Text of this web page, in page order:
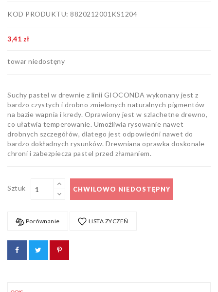
biurowe
KOD PRODUKTU: 8820212001KS1204
3,41 zł
towar niedostęny
Suchy pastel w drewnie z linii GIOCONDA wykonany jest z
bardzo czystych i drobno zmielonych naturalnych pigmentów
na bazie wapnia i kredy. Oprawiony jest w szlachetne drewno,
co ułatwia temperowanie. Umożliwia rysowanie nawet
drobnych szczegółów, dlatego jest odpowiedni nawet do
bardzo dokładnych rysunków. Drewniana oprawka doskonale
chroni i zabezpiecza pastel przed złamaniem.
Sztuk CHWILOWO NIEDOSTĘPNY
Porównanie LISTA ZYCZEŃ